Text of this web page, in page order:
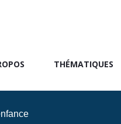
THÉMATIQUES